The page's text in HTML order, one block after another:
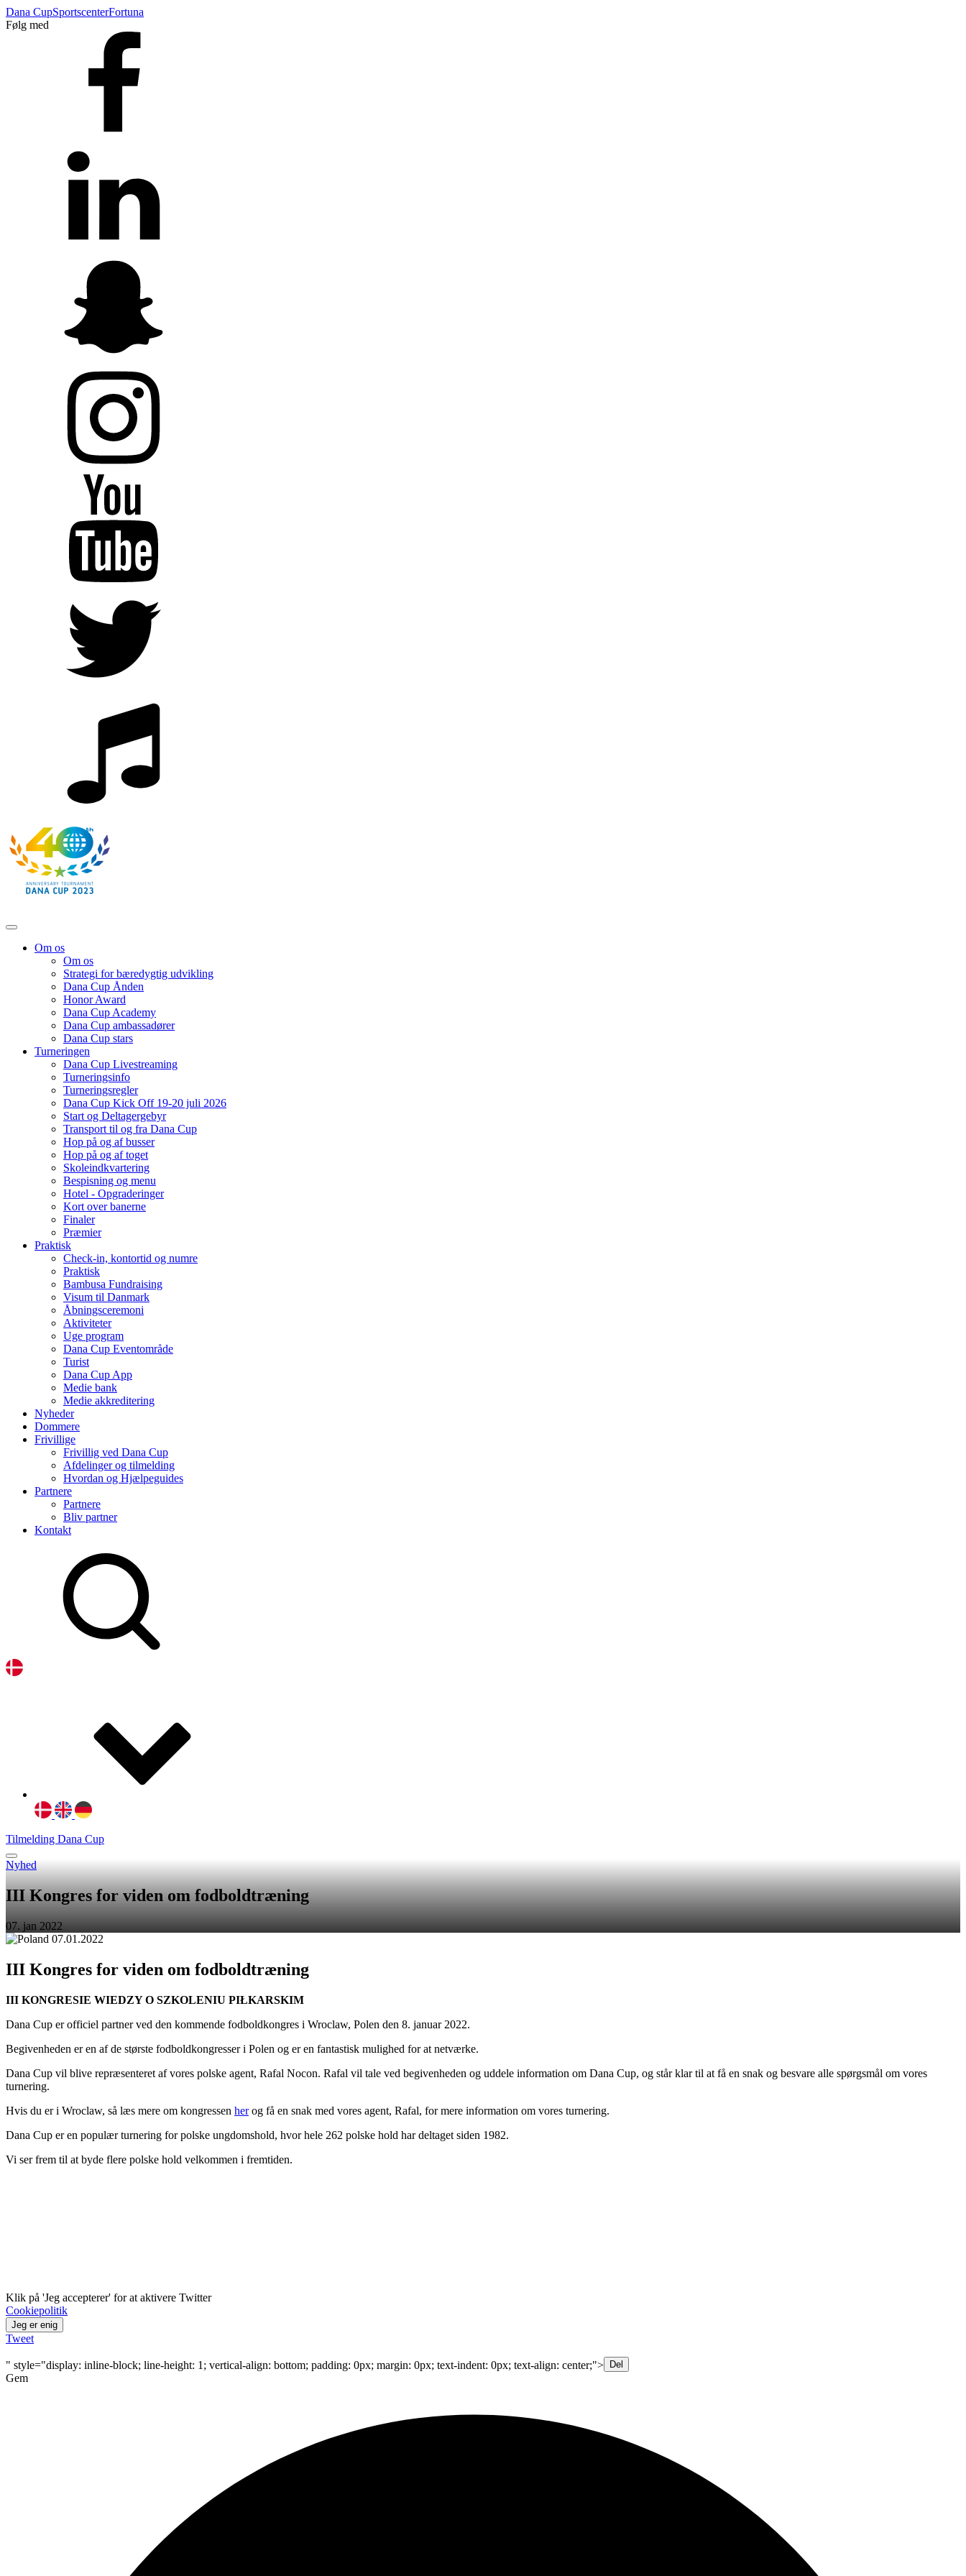
Dana CupSportscenterFortuna
Følg med
Om os
Om os
Strategi for bæredygtig udvikling
Dana Cup Ånden
Honor Award
Dana Cup Academy
Dana Cup ambassadører
Dana Cup stars
Turneringen
Dana Cup Livestreaming
Turneringsinfo
Turneringsregler
Dana Cup Kick Off 19-20 juli 2026
Start og Deltagergebyr
Transport til og fra Dana Cup
Hop på og af busser
Hop på og af toget
Skoleindkvartering
Bespisning og menu
Hotel - Opgraderinger
Kort over banerne
Finaler
Præmier
Praktisk
Check-in, kontortid og numre
Praktisk
Bambusa Fundraising
Visum til Danmark
Åbningsceremoni
Aktiviteter
Uge program
Dana Cup Eventområde
Turist
Dana Cup App
Medie bank
Medie akkreditering
Nyheder
Dommere
Frivillige
Frivillig ved Dana Cup
Afdelinger og tilmelding
Hvordan og Hjælpeguides
Partnere
Partnere
Bliv partner
Kontakt
Tilmelding Dana Cup
Nyhed
III Kongres for viden om fodboldtræning
07. jan 2022
III Kongres for viden om fodboldtræning
III KONGRESIE WIEDZY O SZKOLENIU PIŁKARSKIM
Dana Cup er officiel partner ved den kommende fodboldkongres i Wroclaw, Polen den 8. januar 2022.
Begivenheden er en af de største fodboldkongresser i Polen og er en fantastisk mulighed for at netværke.
Dana Cup vil blive repræsenteret af vores polske agent, Rafal Nocon. Rafal vil tale ved begivenheden og uddele information om Dana Cup, og står klar til at få en snak og besvare alle spørgsmål om vores
turnering.
Hvis du er i Wroclaw, så læs mere om kongressen herog få en snak med vores agent, Rafal, for mere information om vores turnering.
Dana Cup er en populær turnering for polske ungdomshold, hvor hele 262 polske hold har deltaget siden 1982.
Vi ser frem til at byde flere polske hold velkommen i fremtiden.
Klik på 'Jeg accepterer' for at aktivere Twitter
Cookiepolitik
Jeg er enig
Tweet
" style="display: inline-block; line-height: 1; vertical-align: bottom; padding: 0px; margin: 0px; text-indent: 0px; text-align: center;"> Del
Gem